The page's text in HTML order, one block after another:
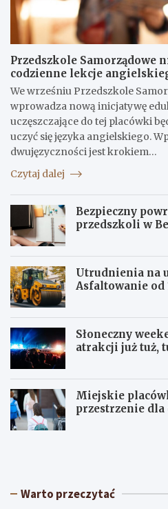
Przedszkole Samorządowe
codzienne lekcje
We wrześniu Przedszkole
wprowadza nową inicjatywę
uczęszczające do tej placówki
uczyć się języka angielskiego.
dwujęzyczności jest krokiem…
Czytaj dalej
Bezpieczny
przedszkoli w
Utrudnienia na
Asfaltowanie od
Słoneczny
atrakcji już tuż,
Miejskie
przestrzenie dla
S
c
U
w Warto przeczytać